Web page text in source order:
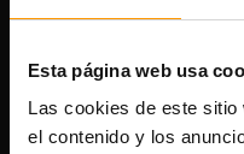
Esta página web usa
Las cookies de este
el contenido y los
Nuestra compañía
Scalable Hosting